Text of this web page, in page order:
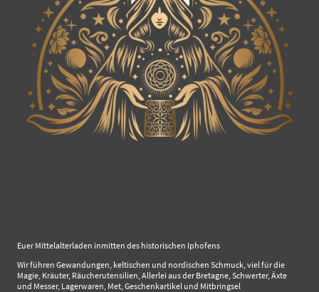
Euer Mittelalterladen inmitten des historischen Iphofens
Wir führen Gewandungen, keltischen und nordischen Schmuck, viel für die
Magie, Kräuter, Räucherutensilien, Allerlei aus der Bretagne, Schwerter, Äxte
und Messer, Lagerwaren, Met, Geschenkartikel und Mitbringsel